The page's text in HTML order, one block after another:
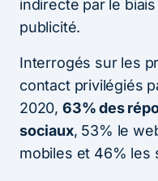
indirecte par le
publicité.
Interrogés sur les
contact privilégiés
2020, 63% des
sociaux, 53% le
mobiles et 46% les